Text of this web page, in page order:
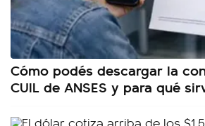
Cómo podés descargar la
CUIL de ANSES y para qué